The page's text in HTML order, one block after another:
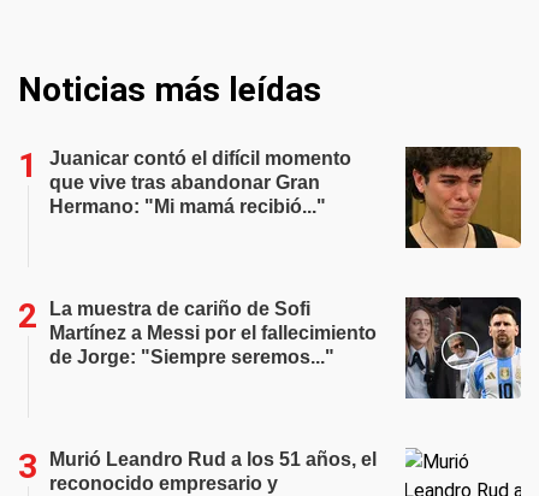
Noticias más leídas
Juanicar contó el difícil momento
que vive tras abandonar Gran
Hermano: "Mi mamá recibió..."
La muestra de cariño de Sofi
Martínez a Messi por el fallecimiento
de Jorge: "Siempre seremos..."
Murió Leandro Rud a los 51 años, el
reconocido empresario y